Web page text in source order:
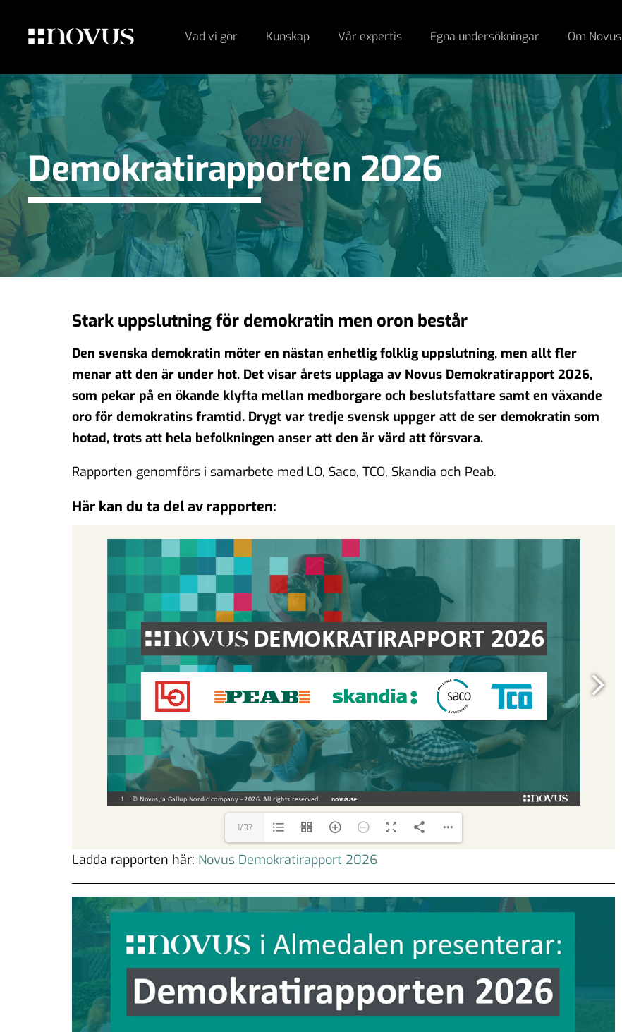
Vad vi gör Kunskap Vår expertis Egna undersökningar Om Novus
Demokrati­rapporten 2026
Stark uppslutning för demokratin men oron består
Den svenska demokratin möter en nästan enhetlig folklig uppslutning, men allt fler
menar att den är under hot. Det visar årets upplaga av Novus Demokratirapport 2026,
som pekar på en ökande klyfta mellan medborgare och beslutsfattare samt en växande
oro för demokratins framtid. Drygt var tredje svensk uppger att de ser demokratin som
hotad, trots att hela befolkningen anser att den är värd att försvara.
Rapporten genomförs i samarbete med LO, Saco, TCO, Skandia och Peab.
Här kan du ta del av rapporten:
1/37
Ladda rapporten här: Novus Demokratirapport 2026